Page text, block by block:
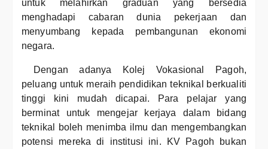
untuk melahirkan graduan yang bersedia
menghadapi cabaran dunia pekerjaan dan
menyumbang kepada pembangunan ekonomi
negara.
Dengan adanya Kolej Vokasional Pagoh,
peluang untuk meraih pendidikan teknikal berkualiti
tinggi kini mudah dicapai. Para pelajar yang
berminat untuk mengejar kerjaya dalam bidang
teknikal boleh menimba ilmu dan mengembangkan
potensi mereka di institusi ini. KV Pagoh bukan